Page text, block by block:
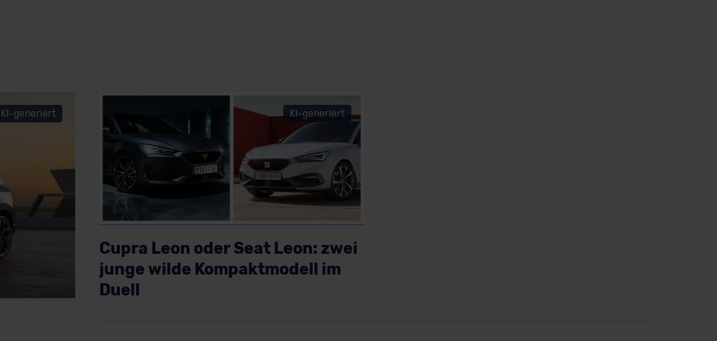
KI-generiert KI-generiert
Cupra Leon oder Seat Leon: zwei
junge wilde Kompaktmodell im
Duell